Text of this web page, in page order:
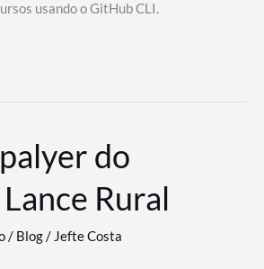
usando o GitHub CLI.
do
Rural
/ Blog/ Jefte Costa